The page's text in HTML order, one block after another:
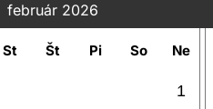
február 2026
St Št Pi So Ne
1